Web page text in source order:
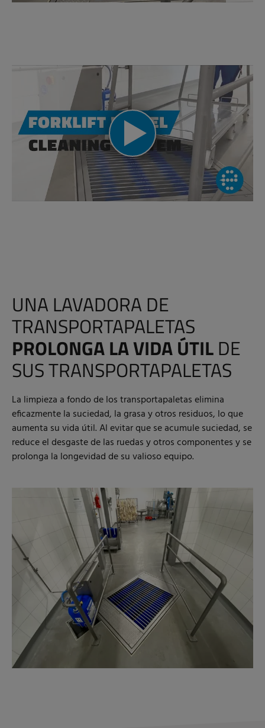
UNA LAVADORA DE
TRANSPORTAPALETAS
PROLONGA LA VIDA ÚTILDE
SUS TRANSPORTAPALETAS
La limpieza a fondo de los transportapaletas elimina
eficazmente la suciedad, la grasa y otros residuos, lo que
aumenta su vida útil. Al evitar que se acumule suciedad, se
reduce el desgaste de las ruedas y otros componentes y se
prolonga la longevidad de su valioso equipo.